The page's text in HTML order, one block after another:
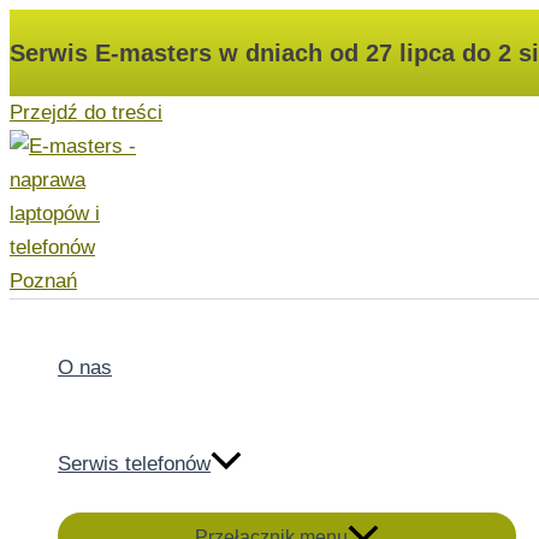
Serwis E-masters w dniach od 27 lipca do 2
Przejdź do treści
O nas
Serwis telefonów